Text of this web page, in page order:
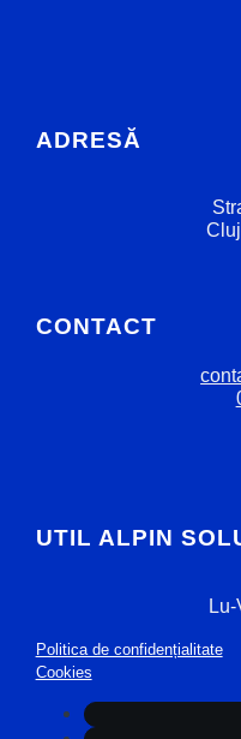
ADRESĂ
CONTACT
UTIL ALPIN
Lu-
Politica de confidențialitate
Cookies